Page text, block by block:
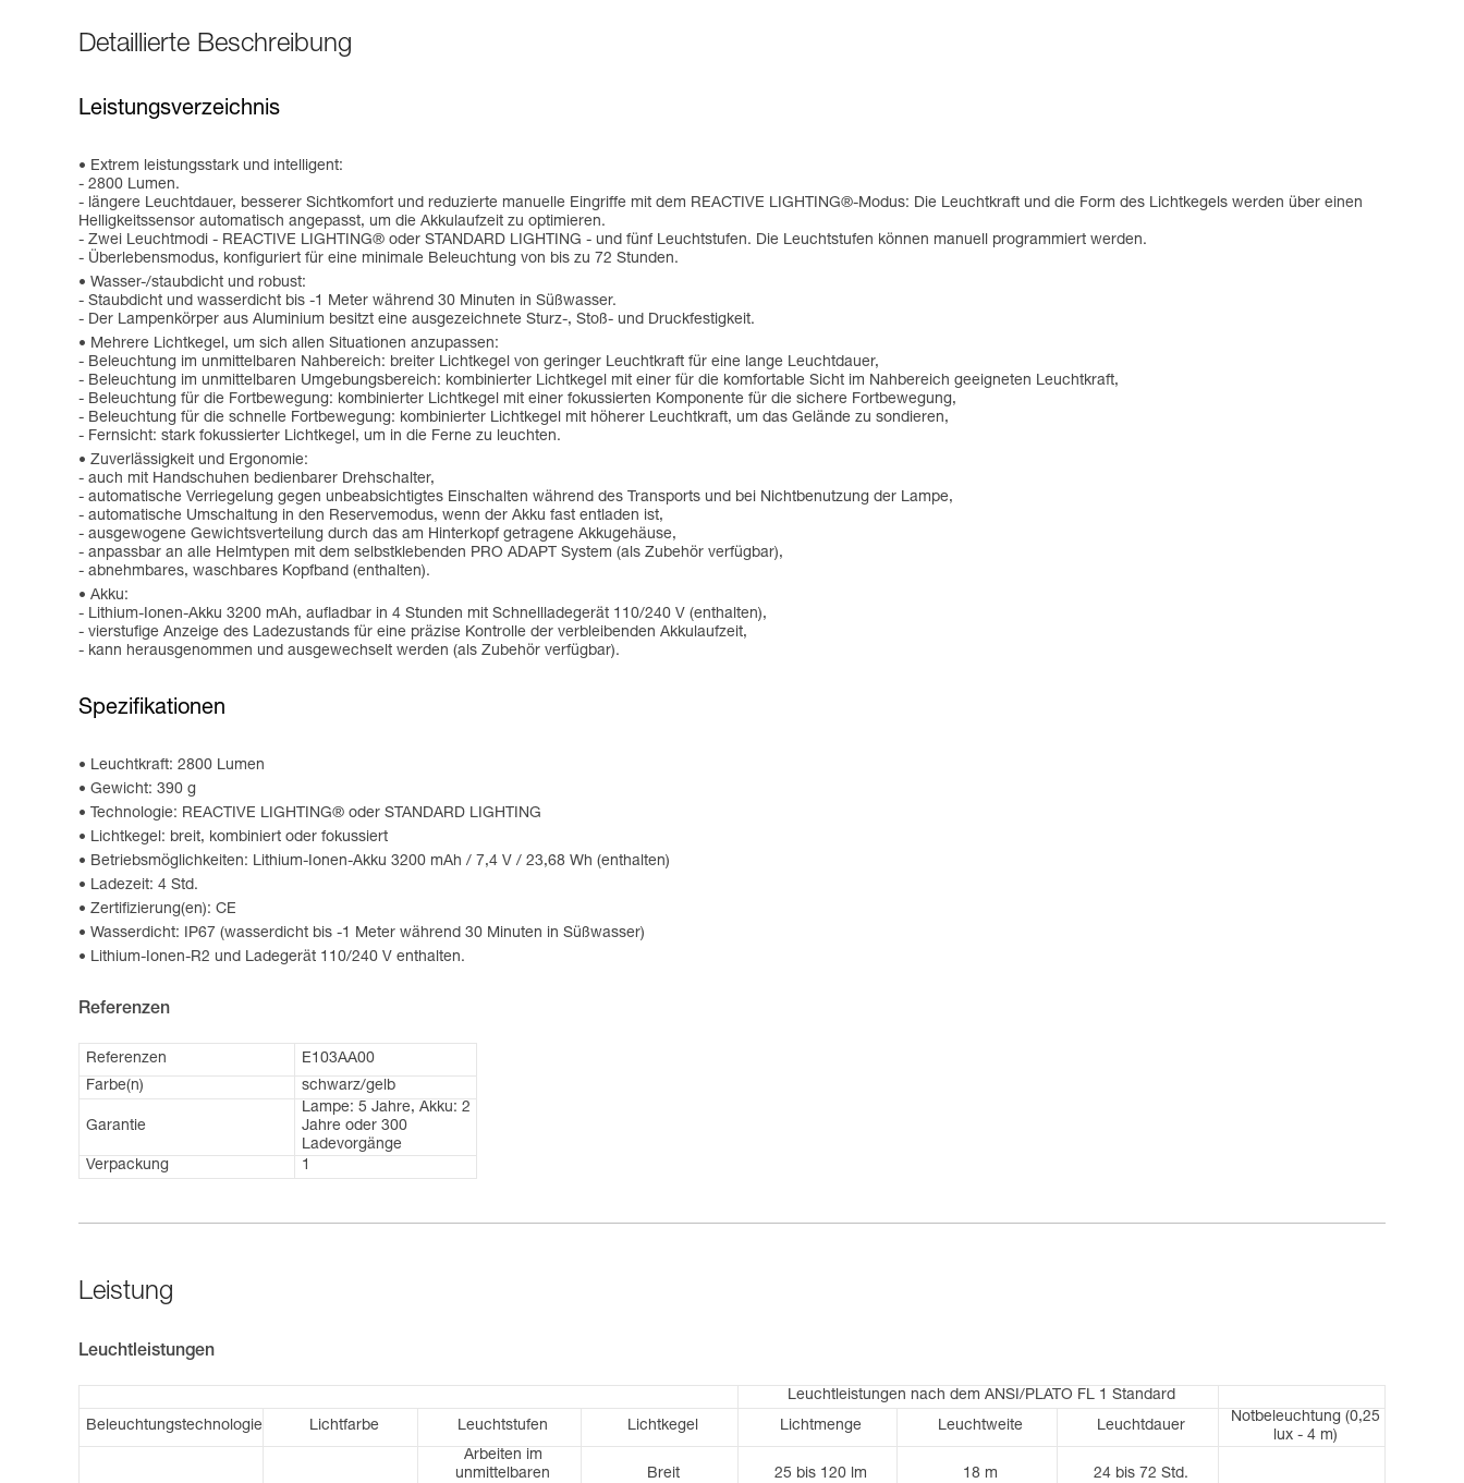
Detaillierte Beschreibung
Leistungsverzeichnis
Extrem leistungsstark und intelligent:
- 2800 Lumen.
- längere Leuchtdauer, besserer Sichtkomfort und reduzierte manuelle Eingriffe mit dem REACTIVE LIGHTING®-Modus: Die Leuchtkraft und die Form des Lichtkegels werden über einen
Helligkeitssensor automatisch angepasst, um die Akkulaufzeit zu optimieren.
- Zwei Leuchtmodi - REACTIVE LIGHTING® oder STANDARD LIGHTING - und fünf Leuchtstufen. Die Leuchtstufen können manuell programmiert werden.
- Überlebensmodus, konfiguriert für eine minimale Beleuchtung von bis zu 72 Stunden.
Wasser-/staubdicht und robust:
- Staubdicht und wasserdicht bis -1 Meter während 30 Minuten in Süßwasser.
- Der Lampenkörper aus Aluminium besitzt eine ausgezeichnete Sturz-, Stoß- und Druckfestigkeit.
Mehrere Lichtkegel, um sich allen Situationen anzupassen:
- Beleuchtung im unmittelbaren Nahbereich: breiter Lichtkegel von geringer Leuchtkraft für eine lange Leuchtdauer,
- Beleuchtung im unmittelbaren Umgebungsbereich: kombinierter Lichtkegel mit einer für die komfortable Sicht im Nahbereich geeigneten Leuchtkraft,
- Beleuchtung für die Fortbewegung: kombinierter Lichtkegel mit einer fokussierten Komponente für die sichere Fortbewegung,
- Beleuchtung für die schnelle Fortbewegung: kombinierter Lichtkegel mit höherer Leuchtkraft, um das Gelände zu sondieren,
- Fernsicht: stark fokussierter Lichtkegel, um in die Ferne zu leuchten.
Zuverlässigkeit und Ergonomie:
- auch mit Handschuhen bedienbarer Drehschalter,
- automatische Verriegelung gegen unbeabsichtigtes Einschalten während des Transports und bei Nichtbenutzung der Lampe,
- automatische Umschaltung in den Reservemodus, wenn der Akku fast entladen ist,
- ausgewogene Gewichtsverteilung durch das am Hinterkopf getragene Akkugehäuse,
- anpassbar an alle Helmtypen mit dem selbstklebenden PRO ADAPT System (als Zubehör verfügbar),
- abnehmbares, waschbares Kopfband (enthalten).
Akku:
- Lithium-Ionen-Akku 3200 mAh, aufladbar in 4 Stunden mit Schnellladegerät 110/240 V (enthalten),
- vierstufige Anzeige des Ladezustands für eine präzise Kontrolle der verbleibenden Akkulaufzeit,
- kann herausgenommen und ausgewechselt werden (als Zubehör verfügbar).
Spezifikationen
Leuchtkraft: 2800 Lumen
Gewicht: 390 g
Technologie: REACTIVE LIGHTING® oder STANDARD LIGHTING
Lichtkegel: breit, kombiniert oder fokussiert
Betriebsmöglichkeiten: Lithium-Ionen-Akku 3200 mAh / 7,4 V / 23,68 Wh (enthalten)
Ladezeit: 4 Std.
Zertifizierung(en): CE
Wasserdicht: IP67 (wasserdicht bis -1 Meter während 30 Minuten in Süßwasser)
Lithium-Ionen-R2 und Ladegerät 110/240 V enthalten.
Referenzen
Referenzen
E103AA00
Farbe(n)
schwarz/gelb
Garantie
Lampe: 5 Jahre, Akku: 2
Jahre oder 300
Ladevorgänge
Verpackung
1
Leistung
Leuchtleistungen
Leuchtleistungen nach dem ANSI/PLATO FL 1 Standard
Beleuchtungstechnologie
Lichtfarbe Leuchtstufen Lichtkegel Lichtmenge Leuchtweite Leuchtdauer
Notbeleuchtung (0,25
lux - 4 m)
Arbeiten im
unmittelbaren
Breit 25 bis 120 lm 18 m 24 bis 72 Std.